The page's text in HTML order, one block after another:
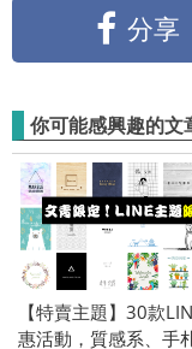
分享
你可能感興趣的文
【特賣主題】30款
惠活動，質感系、手